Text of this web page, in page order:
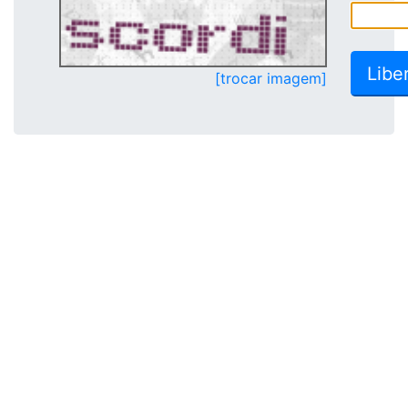
[trocar imagem]